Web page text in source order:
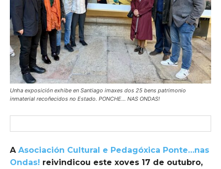
Unha exposición exhibe en Santiago imaxes dos 25 bens patrimonio
inmaterial recoñecidos no Estado. PONCHE... NAS ONDAS!
A Asociación Cultural e Pedagóxica Ponte…nas
Ondas! reivindicou este xoves 17 de outubro,